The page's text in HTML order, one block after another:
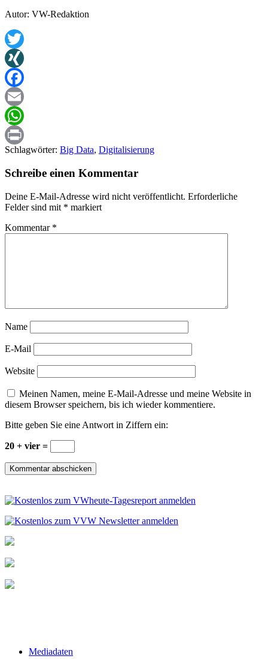
Autor: VW-Redaktion
Twitter
XING
Facebook
Email
WhatsApp
Print
Schlagwörter: Big Data, Digitalisierung
Schreibe einen Kommentar
Deine E-Mail-Adresse wird nicht veröffentlicht. Erforderliche
Felder sind mit * markiert
Kommentar *
Name
E-Mail
Website
Meinen Namen, meine E-Mail-Adresse und meine Website in
diesem Browser speichern, bis ich wieder kommentiere.
Bitte geben Sie eine Antwort in Ziffern ein:
20 + vier =
Mediadaten